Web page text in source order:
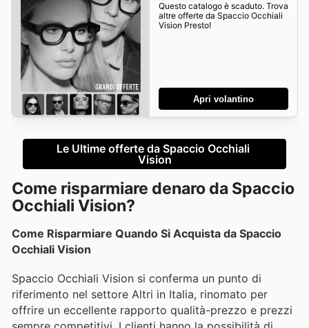
Questo catalogo è scaduto. Trova
altre offerte da Spaccio Occhiali
Vision Presto!
Apri volantino
Le Ultime offerte da Spaccio Occhiali
Vision
Come risparmiare denaro da Spaccio
Occhiali Vision?
Come Risparmiare Quando Si Acquista da Spaccio
Occhiali Vision
Spaccio Occhiali Vision si conferma un punto di
riferimento nel settore Altri in Italia, rinomato per
offrire un eccellente rapporto qualità-prezzo e prezzi